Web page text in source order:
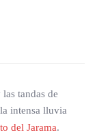
tandas de
intensa lluvia
del Jarama.